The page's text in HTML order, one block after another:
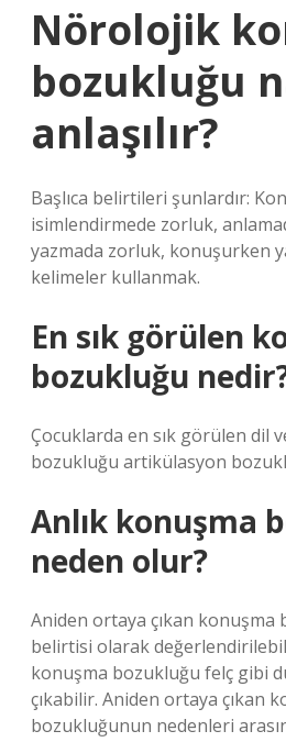
Nörolojik
bozukluğu
anlaşılır?
Başlıca belirtileri şunlardır:
isimlendirmede zorluk,
yazmada zorluk, konuşurken
kelimeler kullanmak.
En sık görülen
bozukluğu
Çocuklarda en sık görülen dil
bozukluğu artikülasyon
Anlık konuşma
neden olur?
Aniden ortaya çıkan konuşma
belirtisi olarak
konuşma bozukluğu felç gibi
çıkabilir. Aniden ortaya çıkan
bozukluğunun nedenleri